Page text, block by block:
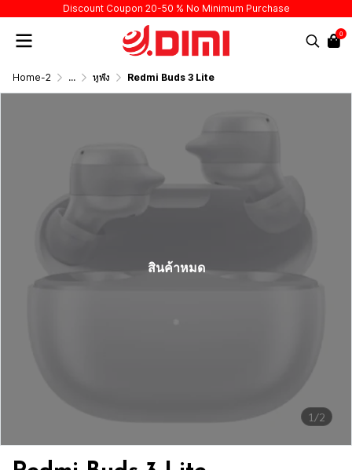
Discount Coupon 20-50 % No Minimum Purchase
0
Home-2 ... หูฟัง Redmi Buds 3 Lite
1/2
สินค้าหมด